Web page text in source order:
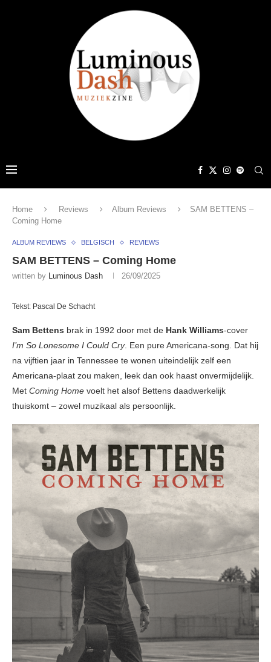
Home Reviews Album Reviews
SAM BETTENS –
Coming Home
ALBUM REVIEWS BELGISCH REVIEWS
SAM BETTENS – Coming Home
written by Luminous Dash 26/09/2025
Tekst: Pascal De Schacht
Sam Bettens brak in 1992 door met de Hank Williams-cover
I’m So Lonesome I Could Cry. Een pure Americana-song. Dat hij
na vijftien jaar in Tennessee te wonen uiteindelijk zelf een
Americana-plaat zou maken, leek dan ook haast onvermijdelijk.
Met Coming Home voelt het alsof Bettens daadwerkelijk
thuiskomt – zowel muzikaal als persoonlijk.